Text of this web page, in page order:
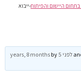
היישום והפיתוח›ייבוא
לפני 5 years, 8 months
by